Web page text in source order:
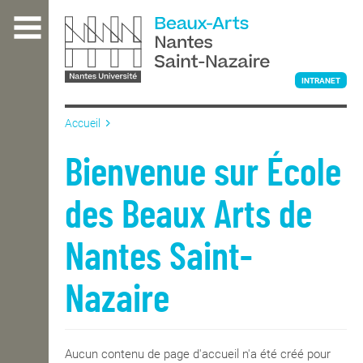
contenu
L'ÉCOLE
ENSEIGNEMENT
INTERNATIONAL
INTRANET
Accueil
Bienvenue sur École
des Beaux Arts de
Nantes Saint-
Nazaire
Aucun contenu de page d'accueil n'a été créé pour